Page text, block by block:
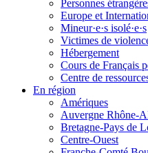
Personnes
Europe et
Mineur·e·s isolé·e·s
Victimes de
Hébergement
Cours de Français
Centre de
En région
Amériques
Auvergne Rhône-
Bretagne-Pays de
Centre-Ouest